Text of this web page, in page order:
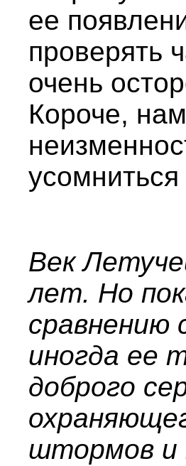
ее
проверять
очень
Короче,
Век
лет. Но
сравнению
иногда ее
доброго
штормов и